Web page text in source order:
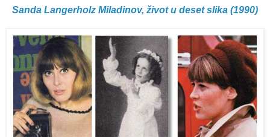
Sanda Langerholz Miladinov, život u deset slika (1990)